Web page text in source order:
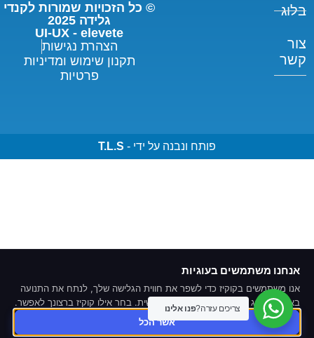
בלוג
צור
קשר
הצהרת נגישות
תקנון שימוש ומדיניות
פרטיות
© כל הזכויות שמורות לקנדי
גלידה 2025
UI-UX - elevete
פותח ונבנה על ידי - T.L.S
צריכים עזרה?פנו אלינו
אנחנו משתמשים בעוגיות
אנו משתמשים בקוקיז כדי לשפר את חווית הגלישה שלך, לנתח את התנועה
באתר ולהציג תוכן ומודעות מותאמים אישית. בחר אילו קוקיז ברצונך לאפשר.
אשר הכל